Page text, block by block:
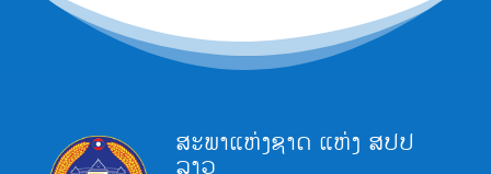
ສະພາແຫ່ງຊາດ ແຫ່ງ ສປປ
ລາວ